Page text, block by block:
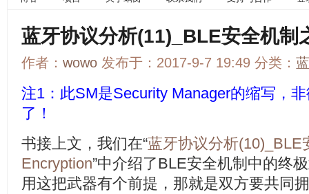
蓝牙协议分析(11)_BLE安全机制
作者： wowo 发布于：2017-9-7 19:49 分类：
注1：此SM是Security Manager的缩写，
了！
书接上文，我们在“蓝牙协议分析(10)_BLE
Encryption”中介绍了BLE安全机制中的终
用这把武器有个前提，那就是双方要共同